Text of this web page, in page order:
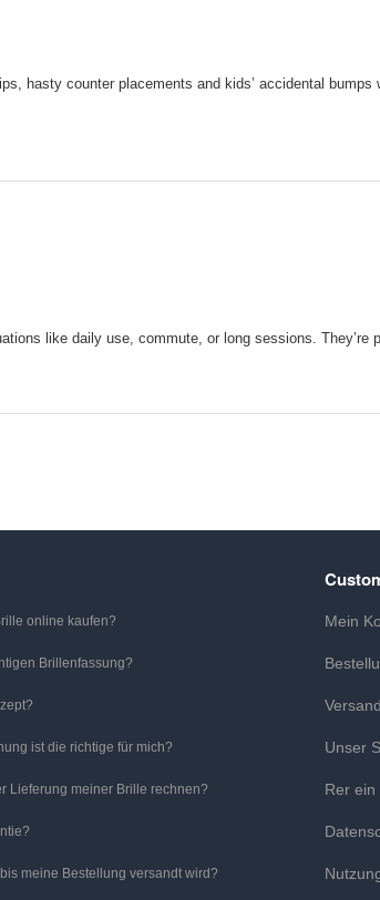
hasty counter placements and kids’ accidental
like daily use, commute, or long sessions. They’re
online kaufen?
Brillenfassung?
ist die richtige für mich?
Lieferung meiner Brille rechnen?
meine Bestellung versandt wird?
Mein
Unser
Rer